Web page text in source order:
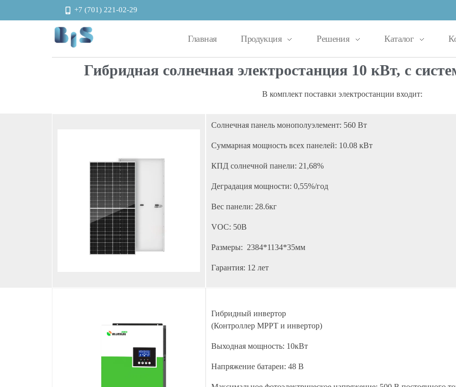
+7 (701) 221-02-29
Автоматизация и энергоэффективность
Главная Продукция Решения Каталог
Гибридная солнечная электростанция 10 кВт, с
В комплект поставки электростанции входит:
Солнечная панель монополуэлемент: 560 Вт
Суммарная мощность всех панелей: 10.08 кВт
КПД солнечной панели: 21,68%
Деградация мощности: 0,55%/год
Вес панели: 28.6кг
VOC: 50В
Размеры: 2384*1134*35мм
Гарантия: 12 лет
Гибридный инвертор
(Контроллер MPPT и инвертор)
Выходная мощность: 10кВт
Напряжение батареи: 48 В